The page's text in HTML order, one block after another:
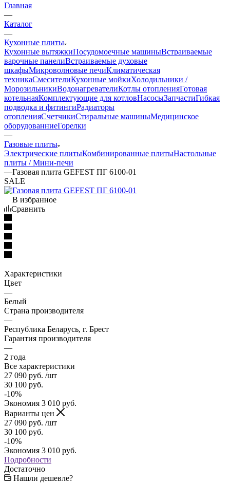
Главная
—
Каталог
—
Кухонные плиты
Кухонные вытяжкиПосудомоечные машиныВстраиваемые
варочные панелиВстраиваемые духовые
шкафыМикроволновые печиКлиматическая
техникаСмесителиКухонные мойкиХолодильники /
МорозильникиВодонагревателиКотлы отопленияГотовая
котельнаяКомплектующие для котловНасосыЗапчастиГибкая
подводка и фитингиРадиаторы
отопленияСчетчикиСтиральные машиныМедицинское
оборудованниеГорелки
—
Газовые плиты
Электрические плитыКомбинированные плитыНастольные
плиты / Мини-печи
—Газовая плита GEFEST ПГ 6100-01
SALE
В избранное
Сравнить
Характеристики
Цвет
—
Белый
Страна производителя
—
Республика Беларусь, г. Брест
Гарантия производителя
—
2 года
Все характеристики
27 090 руб. /шт
30 100 руб.
-10%
Экономия 3 010 руб.
Варианты цен
27 090 руб. /шт
30 100 руб.
-10%
Экономия 3 010 руб.
Подробности
Достаточно
Нашли дешевле?